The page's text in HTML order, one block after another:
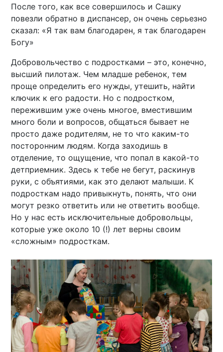
После того, как все совершилось и Сашку
повезли обратно в диспансер, он очень серьезно
сказал: «Я так вам благодарен, я так благодарен
Богу»
Добровольчество с подростками – это, конечно,
высший пилотаж. Чем младше ребенок, тем
проще определить его нужды, утешить, найти
ключик к его радости. Но с подростком,
пережившим уже очень многое, вместившим
много боли и вопросов, общаться бывает не
просто даже родителям, не то что каким-то
посторонним людям. Когда заходишь в
отделение, то ощущение, что попал в какой-то
детприемник. Здесь к тебе не бегут, раскинув
руки, с объятиями, как это делают малыши. К
подросткам надо привыкнуть, понять, что они
могут резко ответить или не ответить вообще.
Но у нас есть исключительные добровольцы,
которые уже около 10 (!) лет верны своим
«сложным» подросткам.